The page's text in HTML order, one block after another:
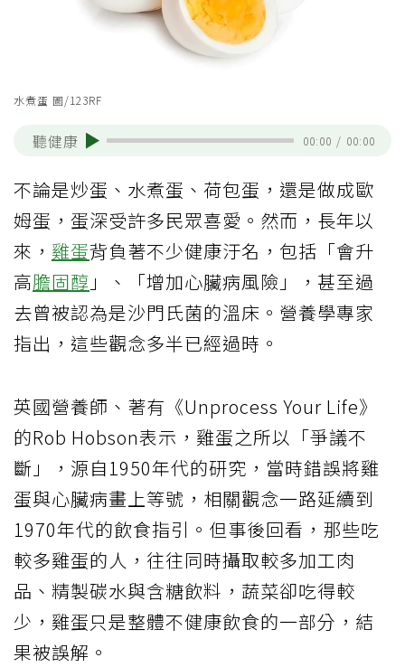
水煮蛋 圖/123RF
聽健康 00:00 / 00:00
不論是炒蛋、水煮蛋、荷包蛋，還是做成歐
姆蛋，蛋深受許多民眾喜愛。然而，長年以
來， 雞蛋背負著不少健康汙名，包括「會升
高膽固醇 」、「增加心臟病風險」，甚至過
去曾被認為是沙門氏菌的溫床。營養學專家
指出，這些觀念多半已經過時。
英國營養師、著有《Unprocess Your Life》
的Rob Hobson表示，雞蛋之所以「爭議不
斷」，源自1950年代的研究，當時錯誤將雞
蛋與心臟病畫上等號，相關觀念一路延續到
1970年代的飲食指引。但事後回看，那些吃
較多雞蛋的人，往往同時攝取較多加工肉
品、精製碳水與含糖飲料，蔬菜卻吃得較
少，雞蛋只是整體不健康飲食的一部分，結
果被誤解。